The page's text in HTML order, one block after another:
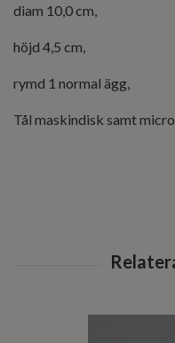
diam 10,0 cm,
höjd 4,5 cm,
rymd 1 normal ägg,
Tål maskindisk samt micro